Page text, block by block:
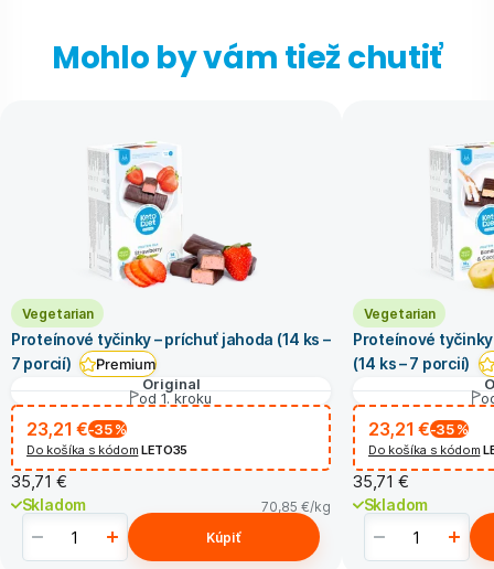
Mohlo by vám tiež chutiť
Vegetarian
Proteínové tyčinky – príchuť jahoda (14 ks –
7 porcií)
Premium
Original
od 1. kroku
23,21 €-35%
Do košíka s kódom LETO35
35,71 €
Skladom 70,85 €/kg
Kúpiť
Vegetarian
Proteínové
(14 ks – 7 porcií)
23,21 €-35%
Do košíka s kódom
35,71 €
Skladom